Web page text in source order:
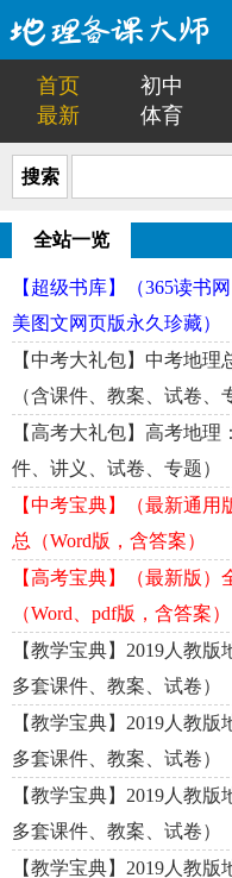
首页 初中
最新
体育
搜索
全站一览
【超级书库】（365读书
美图文网页版永久珍藏）
【中考大礼包】中考地
（含课件、教案、试卷、
【高考大礼包】高考地
件、讲义、试卷、专题）
【中考宝典】（最新通
总（Word版，含答案）
【高考宝典】（最新版
（Word、pdf版，含答案）
【教学宝典】2019人教
多套课件、教案、试卷）
【教学宝典】2019人教
多套课件、教案、试卷）
【教学宝典】2019人教
多套课件、教案、试卷）
【教学宝典】2019人教